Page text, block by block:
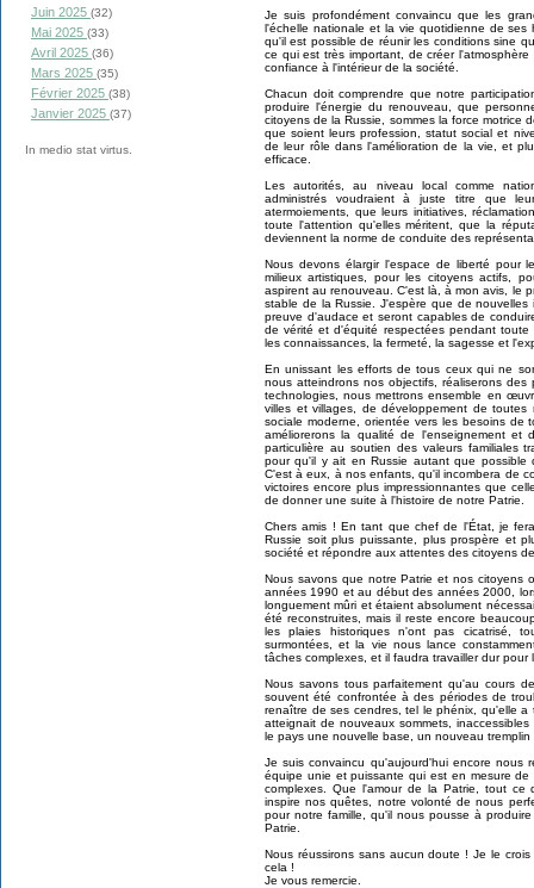
Juin 2025 (32)
Mai 2025 (33)
Avril 2025 (36)
Mars 2025 (35)
Février 2025 (38)
Janvier 2025 (37)
In medio stat virtus.
Je suis profondément convaincu que les
l'échelle nationale et la vie quotidienne de
qu'il est possible de réunir les conditions sine
ce qui est très important, de créer
confiance à l'intérieur de la société.
Chacun doit comprendre que notre
produire l'énergie du renouveau, que
citoyens de la Russie, sommes la force motrice
que soient leurs profession, statut social et
de leur rôle dans l'amélioration de la vie, et
efficace.
Les autorités, au niveau local comme
administrés voudraient à juste titre que
atermoiements, que leurs initiatives,
toute l'attention qu'elles méritent, que la
deviennent la norme de conduite des
Nous devons élargir l'espace de liberté pour
milieux artistiques, pour les citoyens actifs,
aspirent au renouveau. C'est là, à mon avis, le
stable de la Russie. J'espère que de
preuve d'audace et seront capables de
de vérité et d'équité respectées pendant
les connaissances, la fermeté, la sagesse et
En unissant les efforts de tous ceux qui ne
nous atteindrons nos objectifs, réaliserons
technologies, nous mettrons ensemble en
villes et villages, de développement de
sociale moderne, orientée vers les besoins
améliorerons la qualité de l'enseignement
particulière au soutien des valeurs familiales
pour qu'il y ait en Russie autant que possible
C'est à eux, à nos enfants, qu'il incombera de
victoires encore plus impressionnantes que
de donner une suite à l'histoire de notre Patrie.
Chers amis ! En tant que chef de l'État, je
Russie soit plus puissante, plus prospère et
société et répondre aux attentes des citoyens
Nous savons que notre Patrie et nos citoyens
années 1990 et au début des années 2000,
longuement mûri et étaient absolument
été reconstruites, mais il reste encore
les plaies historiques n'ont pas cicatrisé,
surmontées, et la vie nous lance
tâches complexes, et il faudra travailler dur
Nous savons tous parfaitement qu'au cours
souvent été confrontée à des périodes de
renaître de ses cendres, tel le phénix, qu'elle a
atteignait de nouveaux sommets,
le pays une nouvelle base, un nouveau
Je suis convaincu qu'aujourd'hui encore nous
équipe unie et puissante qui est en mesure
complexes. Que l'amour de la Patrie, tout
inspire nos quêtes, notre volonté de nous
pour notre famille, qu'il nous pousse à
Patrie.
Nous réussirons sans aucun doute ! Je le
cela !
Je vous remercie.